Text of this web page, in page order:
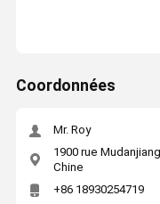
Coordonnées
Mr. Roy
1900 rue
Chine
+86 18930254719